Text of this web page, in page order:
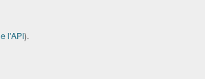
l'API).